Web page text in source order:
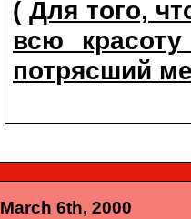
( Для того,
всю
потрясший
March 6th, 2000